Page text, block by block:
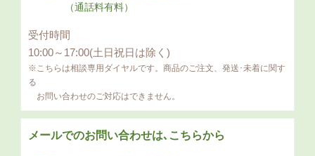
（通話料有料）
受付時間
10:00～17:00(土日祝日は除く)
※こちらは相談専用ダイヤルです。商品のご注文、発送･未着に関す
る
お問い合わせのご対応はできません。
メールでのお問い合わせは､こちらから